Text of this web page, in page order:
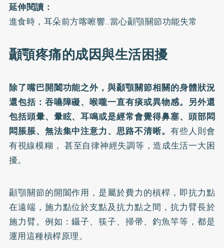
延伸閱讀：
進食時，耳朵前方喀嚓響…當心顳顎關節功能失常
顳顎疼痛的成因與生活困擾
除了嘴巴開闔功能之外，與顳顎關節相關的身體狀況
還包括：吞嚥障礙、喉嚨一直有痰或異物感。另外還
包括頭暈、暈眩、耳鳴或是經常會覺得鼻塞、頭部悶
悶脹脹、無法集中注意力、思路不清晰。 有些人則會
有視線模糊， 甚至自律神經失調等，造成生活一大困
擾。
顳顎關節的開闔作用，是屬於費力的槓桿，即抗力點
在遠端，施力點位於支點及抗力點之間，抗力臂長於
施力臂。例如：鑷子、筷子、掃帚、釣魚竿等，都是
運用這種槓桿原理。